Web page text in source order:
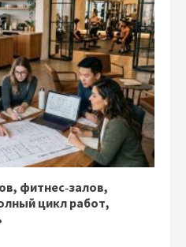
фитнес‑залов,
цикл работ,